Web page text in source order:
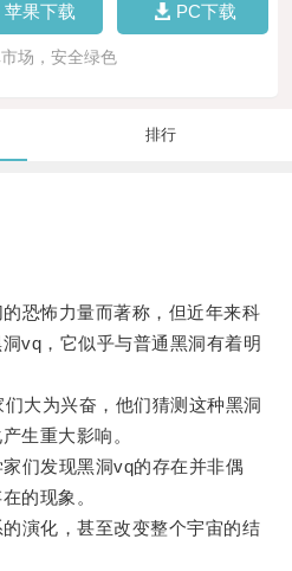
苹果下载 PC下载
场，安全绿色
排行
怖力量而著称，但近年来科
vq，它似乎与普通黑洞有着明
为兴奋，他们猜测这种黑洞
生重大影响。
们发现黑洞vq的存在并非偶
的现象。
化，甚至改变整个宇宙的结